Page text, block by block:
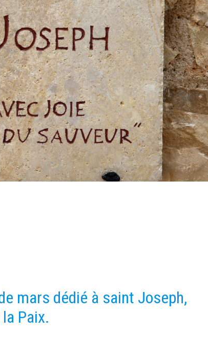
mars dédié à saint Joseph,
Paix.